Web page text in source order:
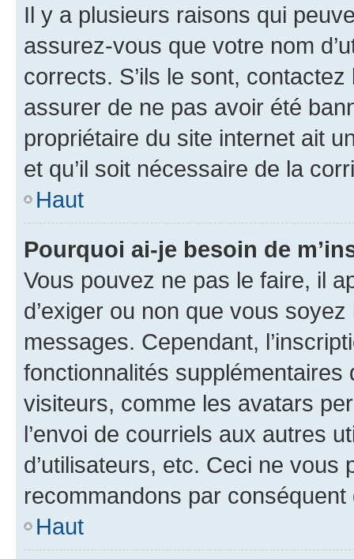
Il y a plusieurs raisons qui
assurez-vous que votre nom
corrects. S’ils le sont,
assurer de ne pas avoir été
propriétaire du site internet ait
et qu’il soit nécessaire de la
Haut
Pourquoi ai-je besoin de
Vous pouvez ne pas le faire, il
d’exiger ou non que vous
messages. Cependant,
fonctionnalités
visiteurs, comme les avatars
l’envoi de courriels aux autres
d’utilisateurs, etc. Ceci ne vous
recommandons par conséquent
Haut